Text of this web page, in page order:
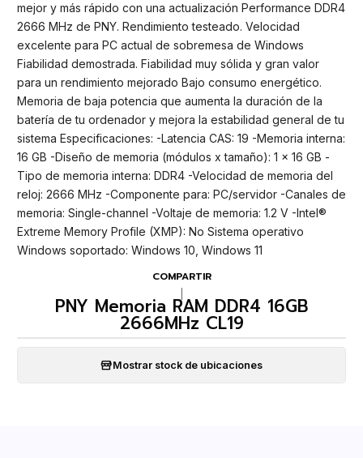
mejor y más rápido con una actualización Performance DDR4
2666 MHz de PNY. Rendimiento testeado. Velocidad
excelente para PC actual de sobremesa de Windows
Fiabilidad demostrada. Fiabilidad muy sólida y gran valor
para un rendimiento mejorado Bajo consumo energético.
Memoria de baja potencia que aumenta la duración de la
batería de tu ordenador y mejora la estabilidad general de tu
sistema Especificaciones: -Latencia CAS: 19 -Memoria interna:
16 GB -Diseño de memoria (módulos x tamaño): 1 x 16 GB -
Tipo de memoria interna: DDR4 -Velocidad de memoria del
reloj: 2666 MHz -Componente para: PC/servidor -Canales de
memoria: Single-channel -Voltaje de memoria: 1.2 V -Intel®
Extreme Memory Profile (XMP): No Sistema operativo
Windows soportado: Windows 10, Windows 11
COMPARTIR
PNY Memoria RAM DDR4 16GB
2666MHz CL19
Mostrar stock de ubicaciones